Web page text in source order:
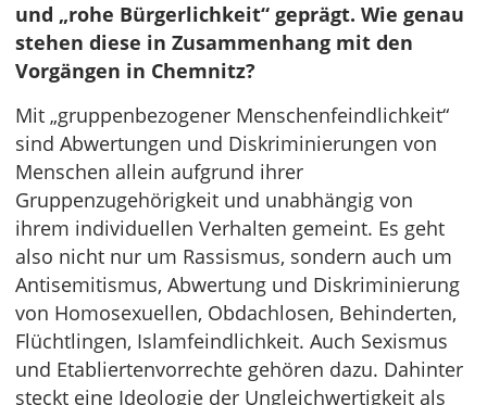
und „rohe Bürgerlichkeit“ geprägt. Wie genau
stehen diese in Zusammenhang mit den
Vorgängen in Chemnitz?
Mit „gruppenbezogener Menschenfeindlichkeit“
sind Abwertungen und Diskriminierungen von
Menschen allein aufgrund ihrer
Gruppenzugehörigkeit und unabhängig von
ihrem individuellen Verhalten gemeint. Es geht
also nicht nur um Rassismus, sondern auch um
Antisemitismus, Abwertung und Diskriminierung
von Homosexuellen, Obdachlosen, Behinderten,
Flüchtlingen, Islamfeindlichkeit. Auch Sexismus
und Etabliertenvorrechte gehören dazu. Dahinter
steckt eine Ideologie der Ungleichwertigkeit als